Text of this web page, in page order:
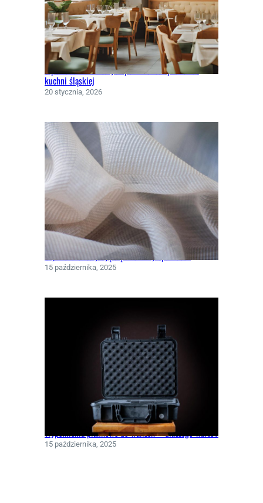
5 powodów dla których powinieneś spróbować
kuchni śląskiej
20 stycznia, 2026
Czym charakteryzują się włókniny spunlace?
15 października, 2025
Wypełnienia piankowe do walizek – dlaczego warto?
15 października, 2025